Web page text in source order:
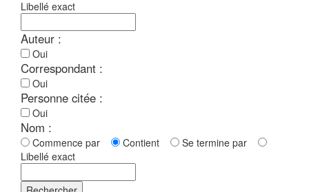
Libellé exact
Auteur :
Oui
Correspondant :
Oui
Personne citée :
Oui
Nom :
Commence par Contient
Se termine par
Libellé exact